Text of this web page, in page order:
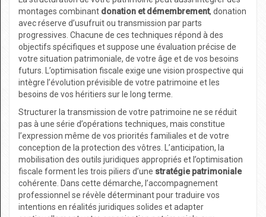
montages combinant donation et démembrement, donation
avec réserve d’usufruit ou transmission par parts
progressives. Chacune de ces techniques répond à des
objectifs spécifiques et suppose une évaluation précise de
votre situation patrimoniale, de votre âge et de vos besoins
futurs. L’optimisation fiscale exige une vision prospective qui
intègre l’évolution prévisible de votre patrimoine et les
besoins de vos héritiers sur le long terme.
Structurer la transmission de votre patrimoine ne se réduit
pas à une série d’opérations techniques, mais constitue
l’expression même de vos priorités familiales et de votre
conception de la protection des vôtres. L’anticipation, la
mobilisation des outils juridiques appropriés et l’optimisation
fiscale forment les trois piliers d’une stratégie patrimoniale
cohérente. Dans cette démarche, l’accompagnement
professionnel se révèle déterminant pour traduire vos
intentions en réalités juridiques solides et adapter